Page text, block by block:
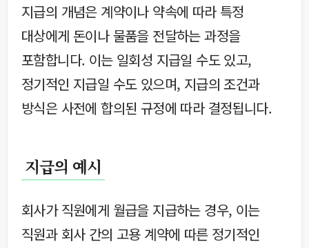
지급의 개념은 계약이나 약속에 따라 특정
대상에게 돈이나 물품을 전달하는 과정을
포함합니다. 이는 일회성 지급일 수도 있고,
정기적인 지급일 수도 있으며, 지급의 조건과
방식은 사전에 합의된 규정에 따라 결정됩니다.
지급의 예시
회사가 직원에게 월급을 지급하는 경우, 이는
직원과 회사 간의 고용 계약에 따른 정기적인